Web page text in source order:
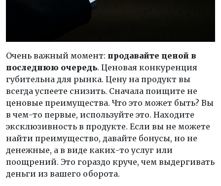
Очень важный момент: продавайте ценой в
последнюю очередь. Ценовая конкуренция
губительна для рынка. Цену на продукт вы
всегда успеете снизить. Сначала поищите не
ценовые преимущества. Что это может быть? Вы
в чем-то первые, используйте это. Находите
эксклюзивность в продукте. Если вы не можете
найти преимущество, давайте бонусы, но не
денежные, а в виде каких-то услуг или
поощрений. Это гораздо круче, чем выдергивать
деньги из вашего оборота.